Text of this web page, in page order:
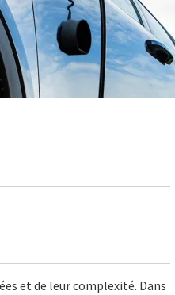
et de leur complexité. Dans